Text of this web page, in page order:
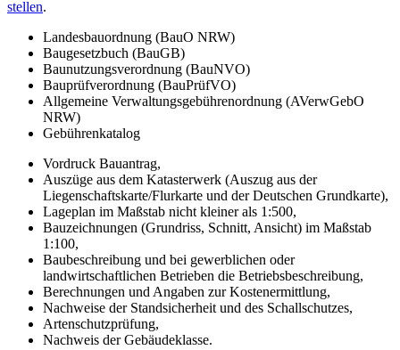
stellen.
Landesbauordnung (BauO NRW)
Baugesetzbuch (BauGB)
Baunutzungsverordnung (BauNVO)
Bauprüfverordnung (BauPrüfVO)
Allgemeine Verwaltungsgebührenordnung (AVerwGebO
NRW)
Gebührenkatalog
Vordruck Bauantrag,
Auszüge aus dem Katasterwerk (Auszug aus der
Liegenschaftskarte/Flurkarte und der Deutschen Grundkarte),
Lageplan im Maßstab nicht kleiner als 1:500,
Bauzeichnungen (Grundriss, Schnitt, Ansicht) im Maßstab
1:100,
Baubeschreibung und bei gewerblichen oder
landwirtschaftlichen Betrieben die Betriebsbeschreibung,
Berechnungen und Angaben zur Kostenermittlung,
Nachweise der Standsicherheit und des Schallschutzes,
Artenschutzprüfung,
Nachweis der Gebäudeklasse.